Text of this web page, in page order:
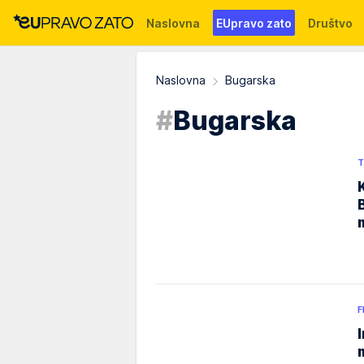
Naslovna EUpravo zato Društvo
Naslovna
Bugarska
#Bugarska